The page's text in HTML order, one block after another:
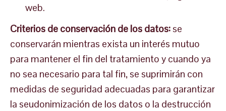
web.
Criterios de conservación de los datos: se
conservarán mientras exista un interés mutuo
para mantener el fin del tratamiento y cuando ya
no sea necesario para tal fin, se suprimirán con
medidas de seguridad adecuadas para garantizar
la seudonimización de los datos o la destrucción